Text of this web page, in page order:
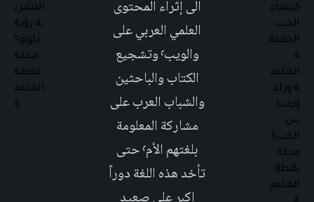
الى إثراء المحتوى
العلمي العربي على
والويب٬ وتشجيع
الكتاب والباحثين
والشباب العرب على
مشاركة المعلومة
بلغتهم الأم٬ حتى
تأخد هذه اللغة دوراً